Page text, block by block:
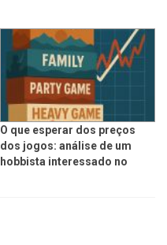
O que esperar dos preços
dos jogos: análise de um
hobbista interessado no